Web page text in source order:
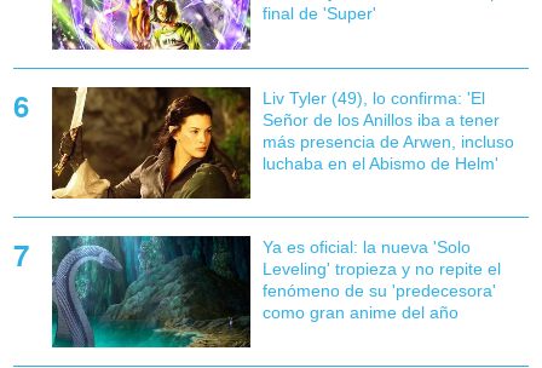
final de 'Super'
Liv Tyler (49), lo confirma: 'El
Señor de los Anillos iba a tener
más presencia de Arwen, incluso
luchaba en el Abismo de Helm'
Ya es oficial: la nueva 'Solo
Leveling' tropieza y no repite el
fenómeno de su 'predecesora'
como gran anime del año